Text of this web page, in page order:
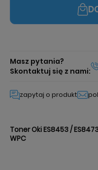
Masz pytania?
Skontaktuj się z nami:
zapytaj o produkt
Toner Oki ES8453 /
WPC